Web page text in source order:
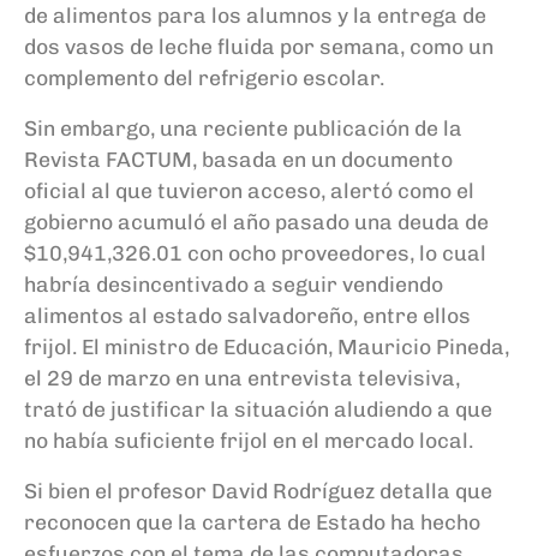
de alimentos para los alumnos y la entrega de
dos vasos de leche fluida por semana, como un
complemento del refrigerio escolar.
Sin embargo, una reciente publicación de la
Revista FACTUM, basada en un documento
oficial al que tuvieron acceso, alertó como el
gobierno acumuló el año pasado una deuda de
$10,941,326.01 con ocho proveedores, lo cual
habría desincentivado a seguir vendiendo
alimentos al estado salvadoreño, entre ellos
frijol. El ministro de Educación, Mauricio Pineda,
el 29 de marzo en una entrevista televisiva,
trató de justificar la situación aludiendo a que
no había suficiente frijol en el mercado local.
Si bien el profesor David Rodríguez detalla que
reconocen que la cartera de Estado ha hecho